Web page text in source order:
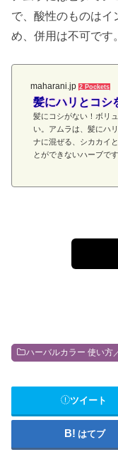
で、酸性のものはイ
め、併用は不可です。
maharani.jp 2 Pockets
髪にハリとコシ
髪にコシがない！ボリ
い。アムラは、髪にハ
ナに混ぜる、シカカイ
とができないハーブです
ハーバルカラー 使い方
ツイート
はてブ